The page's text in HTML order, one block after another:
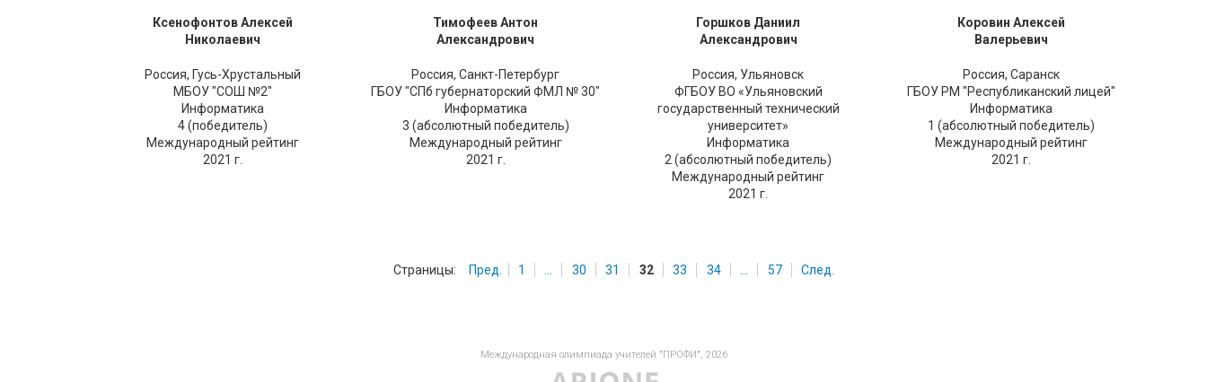
Ксенофонтов Алексей
Николаевич
Россия, Гусь-Хрустальный
МБОУ "СОШ №2"
Информатика
4 (победитель)
Международный рейтинг
2021 г.
Тимофеев Антон
Александрович
Россия, Санкт-Петербург
ГБОУ "СПб губернаторский ФМЛ № 30"
Информатика
3 (абсолютный победитель)
Международный рейтинг
2021 г.
Горшков Даниил
Александрович
Россия, Ульяновск
ФГБОУ ВО «Ульяновский
государственный технический
университет»
Информатика
2 (абсолютный победитель)
Международный рейтинг
2021 г.
Коровин Алексей
Валерьевич
Россия, Саранск
ГБОУ РМ "Республиканский лицей"
Информатика
1 (абсолютный победитель)
Международный рейтинг
2021 г.
Страницы: Пред. 1 30 31 32 33 34 57 След.
Международная олимпиада учителей "ПРОФИ", 2026